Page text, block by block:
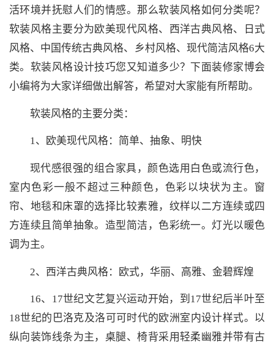
活环境并抚慰人们的情感。那么软装风格如何分类呢？
软装风格主要分为欧美现代风格、西洋古典风格、日式
风格、中国传统古典风格、乡村风格、现代简洁风格6大
类。软装风格设计技巧您又知道多少？下面装修家博会
小编将为大家详细做出解答，希望对大家能有所帮助。
软装风格的主要分类：
1、欧美现代风格：简单、抽象、明快
现代感很强的组合家具，颜色选用白色或流行色，
室内色彩一般不超过三种颜色，色彩以块状为主。窗
帘、地毯和床罩的选择比较素雅，纹样以二方连续或四
方连续且简单抽象。造型简洁，色彩统一。灯光以暖色
调为主。
2、西洋古典风格：欧式，华丽、高雅、金碧辉煌
16、17世纪文艺复兴运动开始，到17世纪后半叶至
18世纪的巴洛克及洛可可时代的欧洲室内设计样式。以
纵向装饰线条为主，桌腿、椅背采用轻柔幽雅并带有古